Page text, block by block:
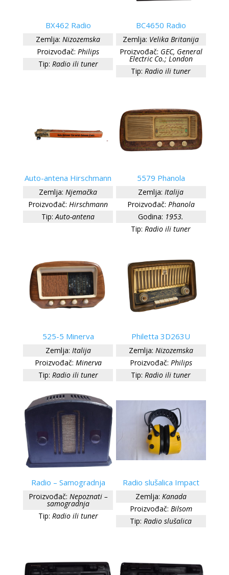
BX462 Radio
Zemlja: Nizozemska
Proizvođač: Philips
Tip: Radio ili tuner
BC4650 Radio
Zemlja: Velika Britanija
Proizvođač: GEC, General
Electric Co.; London
Tip: Radio ili tuner
Auto-antena Hirschmann
Zemlja: Njemačka
Proizvođač: Hirschmann
Tip: Auto-antena
5579 Phanola
Zemlja: Italija
Proizvođač: Phanola
Godina: 1953.
Tip: Radio ili tuner
525-5 Minerva
Zemlja: Italija
Proizvođač: Minerva
Tip: Radio ili tuner
Philetta 3D263U
Zemlja: Nizozemska
Proizvođač: Philips
Tip: Radio ili tuner
Radio – Samogradnja
Proizvođač: Nepoznati –
samogradnja
Tip: Radio ili tuner
Radio slušalica Impact
Zemlja: Kanada
Proizvođač: Bilsom
Tip: Radio slušalica